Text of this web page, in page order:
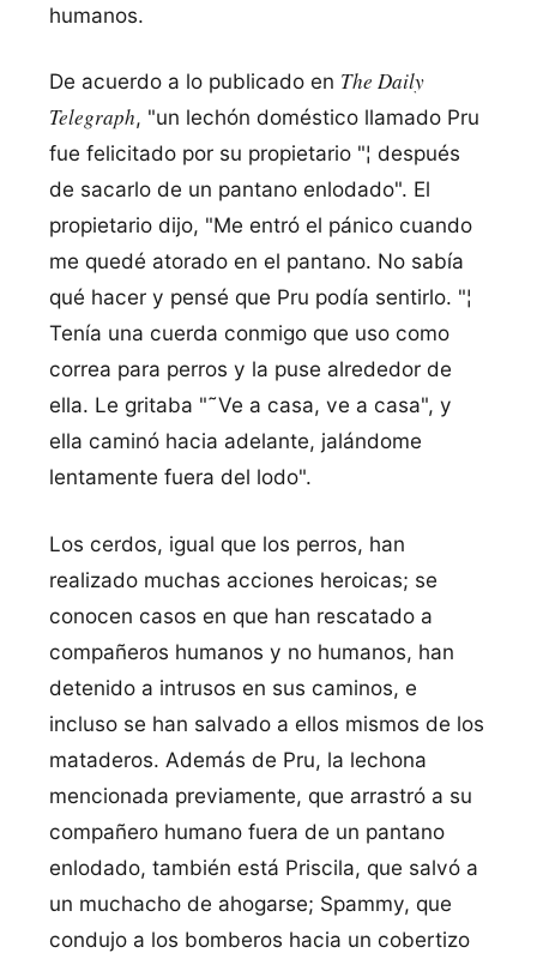
humanos.
De acuerdo a lo publicado en The Daily
Telegraph, "un lechón doméstico llamado Pru
fue felicitado por su propietario "¦ después
de sacarlo de un pantano enlodado". El
propietario dijo, "Me entró el pánico cuando
me quedé atorado en el pantano. No sabí­a
qué hacer y pensé que Pru podí­a sentirlo. "¦
Tení­a una cuerda conmigo que uso como
correa para perros y la puse alrededor de
ella. Le gritaba "˜Ve a casa, ve a casa", y
ella caminó hacia adelante, jalándome
lentamente fuera del lodo".
Los cerdos, igual que los perros, han
realizado muchas acciones heroicas; se
conocen casos en que han rescatado a
compañeros humanos y no humanos, han
detenido a intrusos en sus caminos, e
incluso se han salvado a ellos mismos de los
mataderos. Además de Pru, la lechona
mencionada previamente, que arrastró a su
compañero humano fuera de un pantano
enlodado, también está Priscila, que salvó a
un muchacho de ahogarse; Spammy, que
condujo a los bomberos hacia un cobertizo